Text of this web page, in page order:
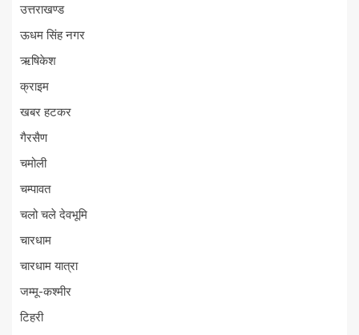
उत्तराखण्ड
ऊधम सिंह नगर
ऋषिकेश
क्राइम
खबर हटकर
गैरसैण
चमोली
चम्पावत
चलो चले देवभूमि
चारधाम
चारधाम यात्रा
जम्मू-कश्मीर
टिहरी